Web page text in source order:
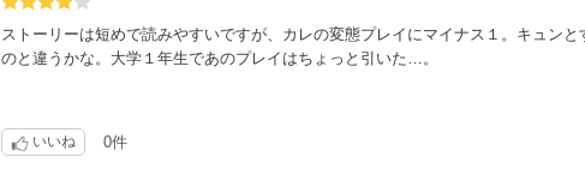
ストーリーは短めで読みやすいですが、カレの変態プレイにマイナス１。キュン
のと違うかな。大学１年生であのプレイはちょっと引いた…。
いいね 0件